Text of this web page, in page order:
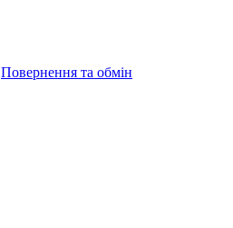
Повернення та обмін